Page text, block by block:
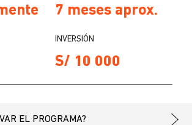
7 meses aprox.
INVERSIÓN
S/ 10 000
EL PROGRAMA?